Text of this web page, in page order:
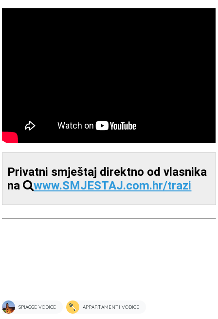
Privatni smještaj direktno od vlasnika
na
www.SMJESTAJ.com.hr/trazi
SPIAGGE VODICE APPARTAMENTI VODICE